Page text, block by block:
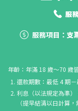
服
服務項目： 支
年齡：年滿 18 歲～70 歲
還款期數：最低 4 期
利息（以法規定為準）
（提早結清以日計算